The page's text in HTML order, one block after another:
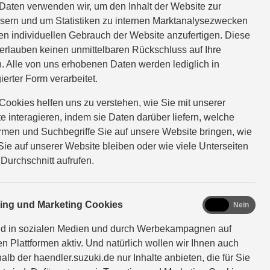
verwenden wir, um den Inhalt der Website zur
und um Statistiken zu internen Marktanalysezwecken
individuellen Gebrauch der Website anzufertigen. Diese
keinen unmittelbaren Rückschluss auf Ihre
Alle von uns erhobenen Daten werden lediglich in
Form verarbeitet.
helfen uns zu verstehen, wie Sie mit unserer
interagieren, indem sie Daten darüber liefern, welche
und Suchbegriffe Sie auf unsere Website bringen, wie
auf unserer Website bleiben oder wie viele Unterseiten
aufrufen.
und Marketing Cookies
in sozialen Medien und durch Werbekampagnen auf
Plattformen aktiv. Und natürlich wollen wir Ihnen auch
der haendler.suzuki.de nur Inhalte anbieten, die für Sie
marketing
Nein
Across 2.5 PLUG-IN HYBRID CVT Comfort+
kW / 185 PS und Elektromotor 134 kW | CVT-
Kraftstoffart Benzin): Verbrauchswerte: gewichtet
kombinierter Energieverbrauch: 17,1kWh/100km
plus 1,0 l/100 km; gewichtet kombinierter Wert der
CO₂-Emission: 22 g/km; CO₂-Klasse: B; kombinierter
Kraftstoffverbrauch bei entladener Batterie: 6,6
l/100km; CO₂-Klasse (bei entladener Batterie): E